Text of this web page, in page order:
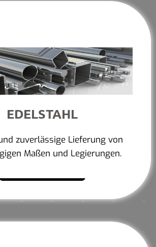
EDELSTAHL
zuverlässige Lieferung von
Maßen und Legierungen.